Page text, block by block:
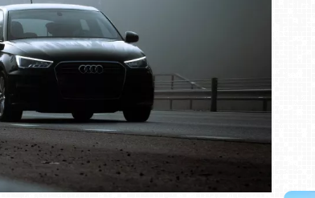
Władysławowo - widok na plażę - NOWOŚĆ